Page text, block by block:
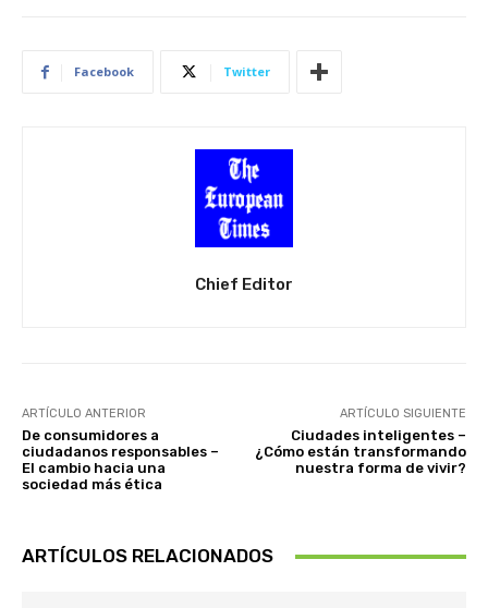
Facebook Twitter
Chief Editor
ARTÍCULO ANTERIOR
De consumidores a
ciudadanos responsables –
El cambio hacia una
sociedad más ética
ARTÍCULO SIGUIENTE
Ciudades inteligentes –
¿Cómo están transformando
nuestra forma de vivir?
ARTÍCULOS RELACIONADOS